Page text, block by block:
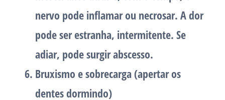
nervo pode inflamar ou necrosar. A dor
pode ser estranha, intermitente. Se
adiar, pode surgir abscesso.
Bruxismo e sobrecarga (apertar os
dentes dormindo)